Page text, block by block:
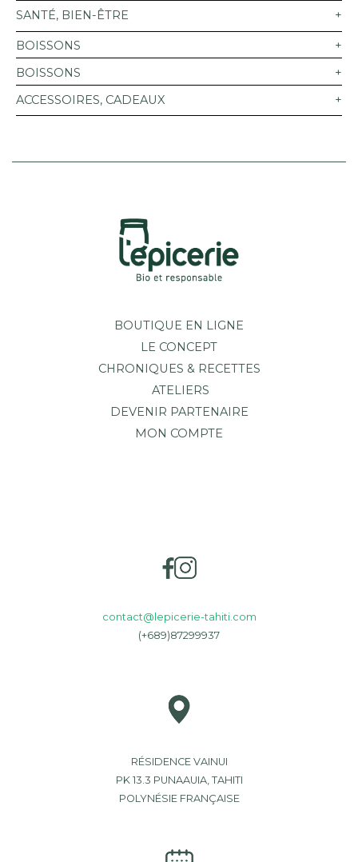
SANTÉ, BIEN-ÊTRE
BOISSONS
BOISSONS
ACCESSOIRES, CADEAUX
BOUTIQUE EN LIGNE
LE CONCEPT
CHRONIQUES & RECETTES
ATELIERS
DEVENIR PARTENAIRE
MON COMPTE
contact@lepicerie-tahiti.com
(+689)87299937
RÉSIDENCE VAINUI
PK 13.3 PUNAAUIA, TAHITI
POLYNÉSIE FRANÇAISE